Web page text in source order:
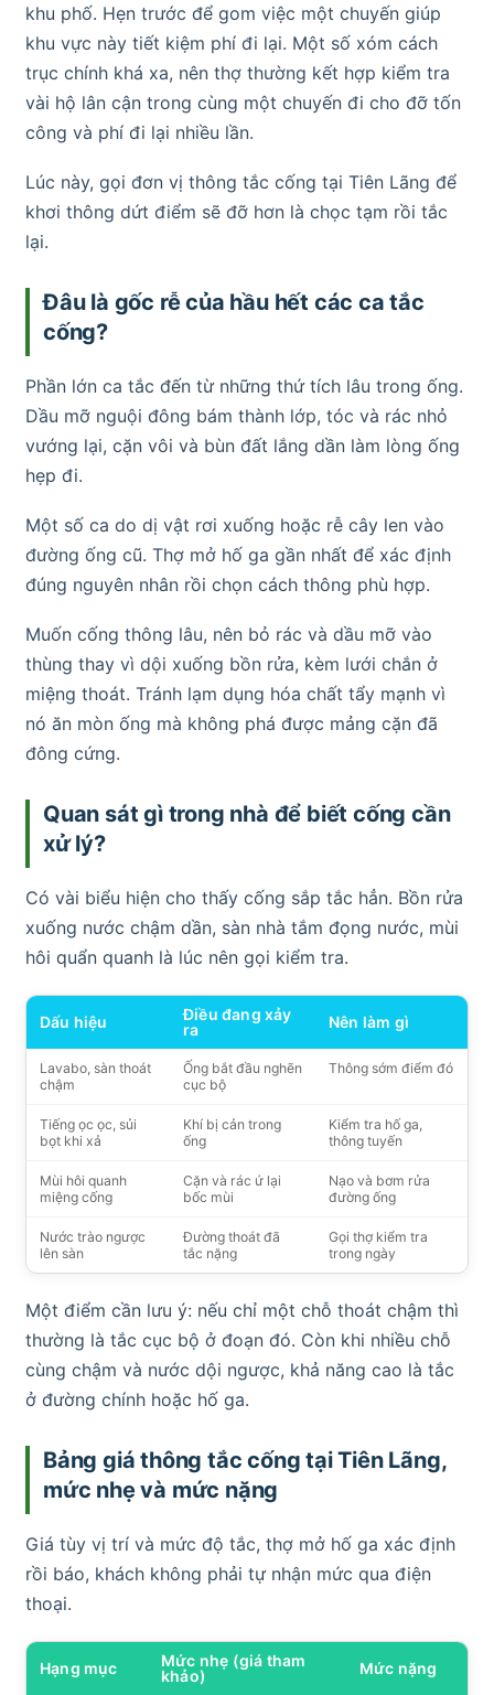
khu phố. Hẹn trước để gom việc một chuyến giúp
khu vực này tiết kiệm phí đi lại. Một số xóm cách
trục chính khá xa, nên thợ thường kết hợp kiểm tra
vài hộ lân cận trong cùng một chuyến đi cho đỡ tốn
công và phí đi lại nhiều lần.
Lúc này, gọi đơn vị thông tắc cống tại Tiên Lãng để
khơi thông dứt điểm sẽ đỡ hơn là chọc tạm rồi tắc
lại.
Đâu là gốc rễ của hầu hết các ca tắc
cống?
Phần lớn ca tắc đến từ những thứ tích lâu trong ống.
Dầu mỡ nguội đông bám thành lớp, tóc và rác nhỏ
vướng lại, cặn vôi và bùn đất lắng dần làm lòng ống
hẹp đi.
Một số ca do dị vật rơi xuống hoặc rễ cây len vào
đường ống cũ. Thợ mở hố ga gần nhất để xác định
đúng nguyên nhân rồi chọn cách thông phù hợp.
Muốn cống thông lâu, nên bỏ rác và dầu mỡ vào
thùng thay vì dội xuống bồn rửa, kèm lưới chắn ở
miệng thoát. Tránh lạm dụng hóa chất tẩy mạnh vì
nó ăn mòn ống mà không phá được mảng cặn đã
đông cứng.
Quan sát gì trong nhà để biết cống cần
xử lý?
Có vài biểu hiện cho thấy cống sắp tắc hẳn. Bồn rửa
xuống nước chậm dần, sàn nhà tắm đọng nước, mùi
hôi quẩn quanh là lúc nên gọi kiểm tra.
Dấu hiệu
Điều đang xảy
ra
Nên làm gì
Lavabo, sàn thoát
chậm
Ống bắt đầu nghẽn
cục bộ
Thông sớm điểm đó
Tiếng ọc ọc, sủi
bọt khi xả
Khí bị cản trong
ống
Kiểm tra hố ga,
thông tuyến
Mùi hôi quanh
miệng cống
Cặn và rác ứ lại
bốc mùi
Nạo và bơm rửa
đường ống
Nước trào ngược
lên sàn
Đường thoát đã
tắc nặng
Gọi thợ kiểm tra
trong ngày
Một điểm cần lưu ý: nếu chỉ một chỗ thoát chậm thì
thường là tắc cục bộ ở đoạn đó. Còn khi nhiều chỗ
cùng chậm và nước dội ngược, khả năng cao là tắc
ở đường chính hoặc hố ga.
Bảng giá thông tắc cống tại Tiên Lãng,
mức nhẹ và mức nặng
Giá tùy vị trí và mức độ tắc, thợ mở hố ga xác định
rồi báo, khách không phải tự nhận mức qua điện
thoại.
Hạng mục
Mức nhẹ (giá tham
khảo)
Mức nặng